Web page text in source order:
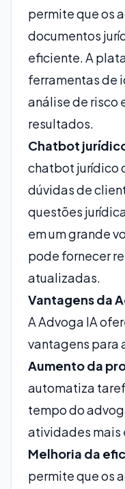
permite que os
documentos
eficiente. A
ferramentas de
análise de risco
resultados.
Chatbot
chatbot jurídico
dúvidas de
questões
em um grande
pode fornecer
atualizadas.
Vantagens da
A Advoga IA
vantagens para
Aumento da
automatiza
tempo do
atividades mais
Melhoria da
permite que os